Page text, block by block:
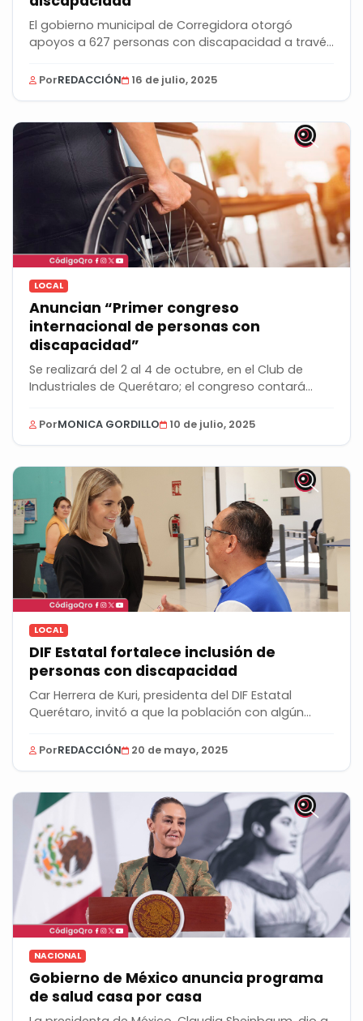
El gobierno municipal de Corregidora otorgó
apoyos a 627 personas con discapacidad a través
PorREDACCIÓN 16 de julio, 2025
LOCAL
Anuncian “Primer congreso
internacional de personas con
discapacidad”
Se realizará del 2 al 4 de octubre, en el Club de
Industriales de Querétaro; el congreso contará...
PorMONICA GORDILLO 10 de julio, 2025
LOCAL
DIF Estatal fortalece inclusión de
personas con discapacidad
Car Herrera de Kuri, presidenta del DIF Estatal
Querétaro, invitó a que la población con algún
PorREDACCIÓN 20 de mayo, 2025
NACIONAL
Gobierno de México anuncia programa
de salud casa por casa